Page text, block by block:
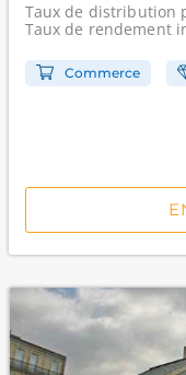
Taux de distribution
Taux de rendement
Commerce